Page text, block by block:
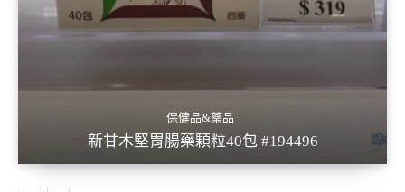
保健品&藥品
新甘木堅胃腸藥顆粒40包 #194496